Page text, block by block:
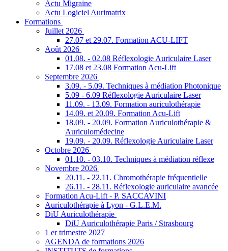
Actu Migraine
Actu Logiciel Aurimatrix
Formations
Juillet 2026
27.07 et 29.07. Formation ACU-LIFT
Août 2026
01.08. - 02.08 Réflexologie Auriculaire Laser
17.08 et 23.08 Formation Acu-Lift
Septembre 2026
3.09. - 5.09. Techniques à médiation Photonique
5.09 - 6.09 Réflexologie Auriculaire Laser
11.09. - 13.09. Formation auriculothérapie
14.09. et 20.09. Formation Acu-Lift
18.09. - 20.09. Formation Auriculothérapie &
Auriculomédecine
19.09. - 20.09. Réflexologie Auriculaire Laser
Octobre 2026
01.10. - 03.10. Techniques à médiation réflexe
Novembre 2026
20.11. - 22.11. Chromothérapie fréquentielle
26.11. - 28.11. Réflexologie auriculaire avancée
Formation Acu-Lift - P. SACCAVINI
Auriculothérapie à Lyon - G.L.E.M.
DiU Auriculothérapie
DiU Auriculothérapie Paris / Strasbourg
1 er trimestre 2027
AGENDA de formations 2026